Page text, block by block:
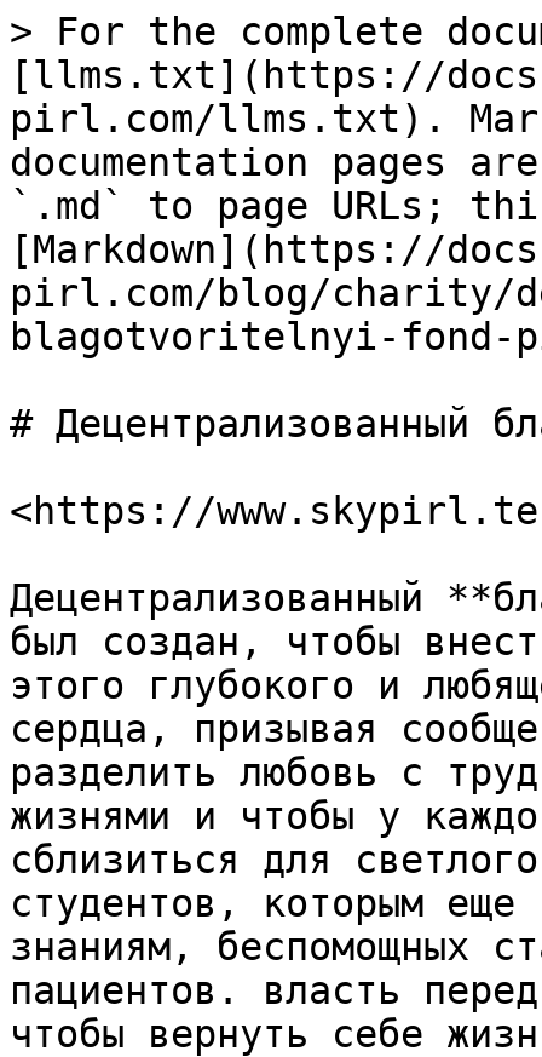
> For the complete
[llms.txt](https://
pirl.com/llms.txt).
documentation pages
`.md` to page URLs;
[Markdown](https://
pirl.com/blog/charity/
blagotvoritelnyi-fond-
# Децентрализованный
<https://
Децентрализованный
был создан, чтобы
этого глубокого и
сердца, призывая
разделить любовь с
жизнями и чтобы у
сблизиться для
студентов, которым еще
знаниям, беспомощных
пациентов. власть
чтобы вернуть себе